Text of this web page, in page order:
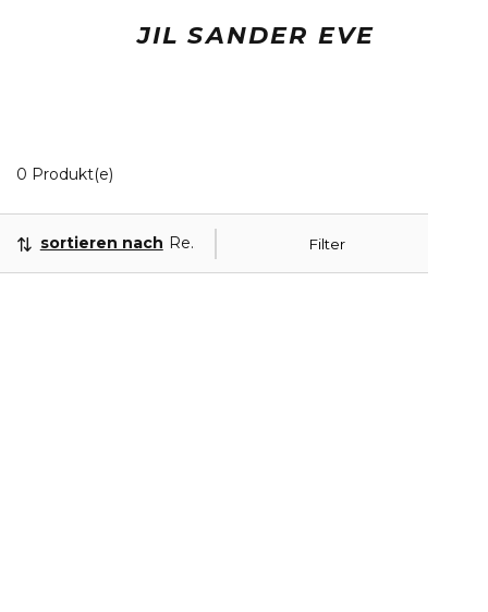
JIL SANDER EVE
0 Produkt(e)
Filter
sortieren nach Relevanz